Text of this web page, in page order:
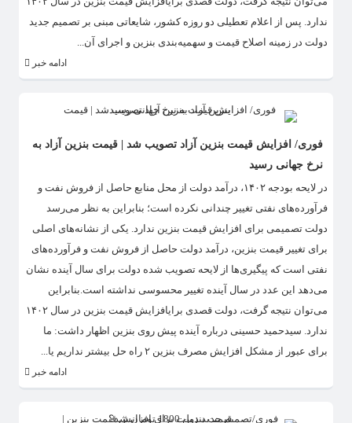
ندارد. پس از اعلام تعطیلی دو روزه کشور، شایعاتی مبنی بر تصمیم جدید
دولت در زمینه اصلاح قیمت و سهمیه‌بندی بنزین و اجرای آن...
ادامه خبر
فوری/ افزایش قیمت بنزین آزاد تصویب شد | قیمت بنزین آزاد به
نرخ جهانی رسید
در لایحه بودجه ۱۴۰۲، درآمد دولت از محل منابع حاصل از فروش نفت و
فرآورده‌های نفتی تغییر چندانی نکرده است؛ بنابراین به نظر می‌رسد
دولت تصمیمی برای افزایش قیمت بنزین ندارد. یکی از نشانه‌های اصلی
برای تغییر قیمت بنزین، درآمد دولت حاصل از فروش نفت و فرآورده‌های
نفتی است که پیگیری‌ها از لایحه تصویب شده دولت برای سال آینده نشان
می‌دهد این عدد در سال آینده تغییر محسوسی نداشته است.بنابراین
می‌توان نتیجه گرفت، دولت قصدی برایافزایش قیمت بنزین در سال ۱۴۰۲
ندارد. سیدحمید حسینی درباره آینده پیش روی بنزین اظهار داشت: ما
برای عبور از مشکل افزایش مصرف بنزین ۲ راه حل بیشتر نداریم یا...
ادامه خبر